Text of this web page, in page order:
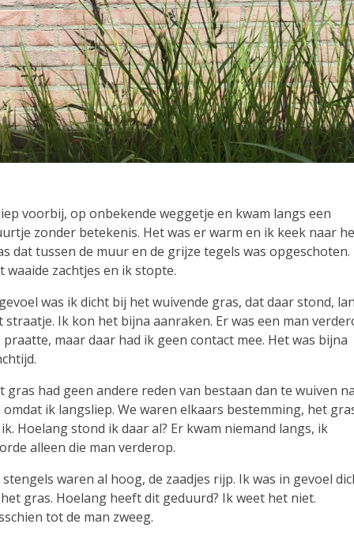
voorbij, op onbekende weggetje en kwam langs een
zonder betekenis. Het was er warm en ik keek naar
dat tussen de muur en de grijze tegels was opgeschoten.
waaide zachtjes en ik stopte.
was ik dicht bij het wuivende gras, dat daar stond,
straatje. Ik kon het bijna aanraken. Er was een man
praatte, maar daar had ik geen contact mee. Het was bijna
gras had geen andere reden van bestaan dan te wuiven
omdat ik langsliep. We waren elkaars bestemming, het
Hoelang stond ik daar al? Er kwam niemand langs, ik
alleen die man verderop.
stengels waren al hoog, de zaadjes rijp. Ik was in gevoel
gras. Hoelang heeft dit geduurd? Ik weet het niet.
tot de man zweeg.